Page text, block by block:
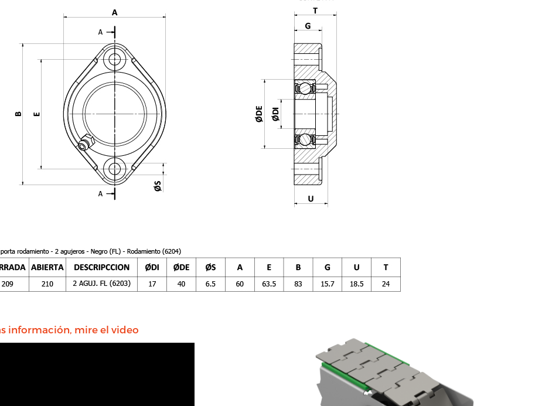
información, mire el video